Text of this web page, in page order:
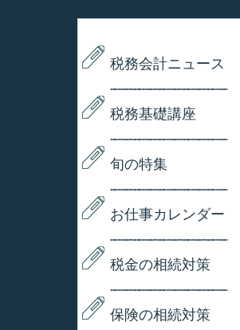
税務会計ニュース
税務基礎講座
旬の特集
お仕事カレンダー
税金の相続対策
保険の相続対策